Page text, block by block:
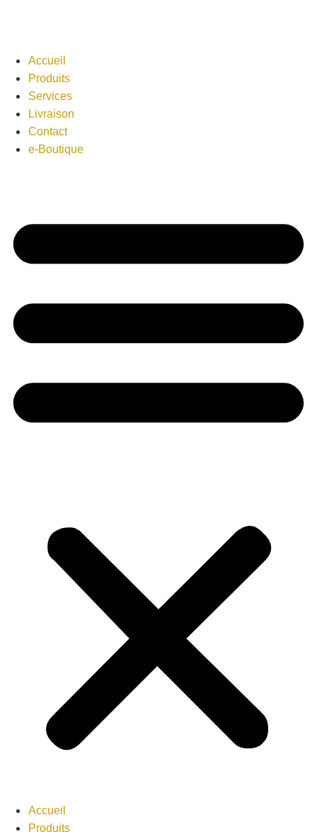
Accueil
Produits
Services
Livraison
Contact
e-Boutique
Accueil
Produits